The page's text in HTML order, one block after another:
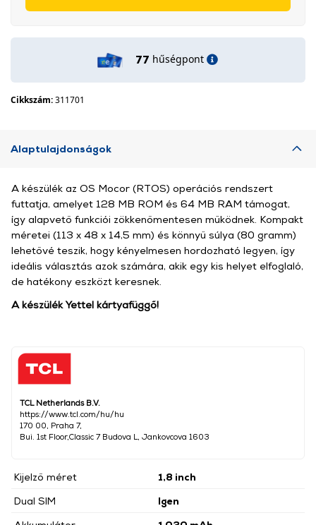
77 hűségpont
Cikkszám:311701
Alaptulajdonságok
TCL Netherlands B.V.
https://www.tcl.com/hu/hu
170 00, Praha 7,
Bui. 1st Floor,Classic 7 Budova L, Jankovcova 1603
Kijelző méret
1,8 inch
Dual SIM
Igen
A készülék az OS Mocor (RTOS) operációs rendszert
futtatja, amelyet 128 MB ROM és 64 MB RAM támogat,
így alapvető funkciói zökkenőmentesen működnek. Kompakt
méretei (113 x 48 x 14,5 mm) és könnyű súlya (80 gramm)
lehetővé teszik, hogy kényelmesen hordozható legyen, így
ideális választás azok számára, akik egy kis helyet elfoglaló,
de hatékony eszközt keresnek.
A készülék Yettel kártyafüggő!